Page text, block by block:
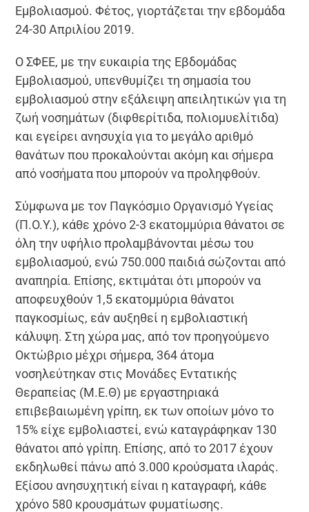
Εμβολιασμού. Φέτος, γιορτάζεται την εβδομάδα
24-30 Απριλίου 2019.
Ο ΣΦΕΕ, με την ευκαιρία της Εβδομάδας
Εμβολιασμού, υπενθυμίζει τη σημασία του
εμβολιασμού στην εξάλειψη απειλητικών για τη
ζωή νοσημάτων (διφθερίτιδα, πολιομυελίτιδα)
και εγείρει ανησυχία για το μεγάλο αριθμό
θανάτων που προκαλούνται ακόμη και σήμερα
από νοσήματα που μπορούν να προληφθούν.
Σύμφωνα με τον Παγκόσμιο Οργανισμό Υγείας
(Π.Ο.Υ.), κάθε χρόνο 2-3 εκατομμύρια θάνατοι σε
όλη την υφήλιο προλαμβάνονται μέσω του
εμβολιασμού, ενώ 750.000 παιδιά σώζονται από
αναπηρία. Επίσης, εκτιμάται ότι μπορούν να
αποφευχθούν 1,5 εκατομμύρια θάνατοι
παγκοσμίως, εάν αυξηθεί η εμβολιαστική
κάλυψη. Στη χώρα μας, από τον προηγούμενο
Οκτώβριο μέχρι σήμερα, 364 άτομα
νοσηλεύτηκαν στις Μονάδες Εντατικής
Θεραπείας (Μ.Ε.Θ) με εργαστηριακά
επιβεβαιωμένη γρίπη, εκ των οποίων μόνο το
15% είχε εμβολιαστεί, ενώ καταγράφηκαν 130
θάνατοι από γρίπη. Επίσης, από το 2017 έχουν
εκδηλωθεί πάνω από 3.000 κρούσματα ιλαράς.
Εξίσου ανησυχητική είναι η καταγραφή, κάθε
χρόνο 580 κρουσμάτων φυματίωσης.